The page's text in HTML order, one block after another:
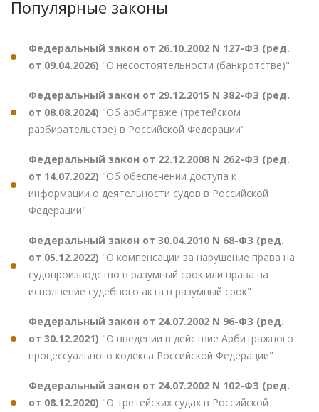
Популярные законы
Федеральный закон от 26.10.2002 N 127-ФЗ (ред.
от 09.04.2026) "О несостоятельности (банкротстве)"
Федеральный закон от 29.12.2015 N 382-ФЗ (ред.
от 08.08.2024) "Об арбитраже (третейском
разбирательстве) в Российской Федерации"
Федеральный закон от 22.12.2008 N 262-ФЗ (ред.
от 14.07.2022) "Об обеспечении доступа к
информации о деятельности судов в Российской
Федерации"
Федеральный закон от 30.04.2010 N 68-ФЗ (ред.
от 05.12.2022) "О компенсации за нарушение права на
судопроизводство в разумный срок или права на
исполнение судебного акта в разумный срок"
Федеральный закон от 24.07.2002 N 96-ФЗ (ред.
от 30.12.2021) "О введении в действие Арбитражного
процессуального кодекса Российской Федерации"
Федеральный закон от 24.07.2002 N 102-ФЗ (ред.
от 08.12.2020) "О третейских судах в Российской